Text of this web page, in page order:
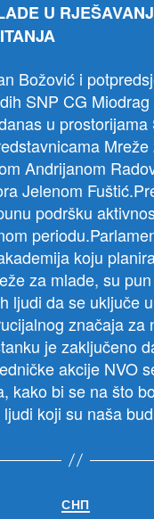
U
Božović i
SNP CG
u prostorijama
Mreže
Andrijanom
Jelenom
podršku
koju
za mlade, su
ljudi da se uključe
značaja za
je zaključeno
akcije NVO
kako bi se na što
koji su naša
Категорије
СНП